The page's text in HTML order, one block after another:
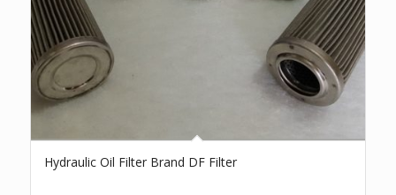
Hydraulic Oil Filter Brand DF Filter